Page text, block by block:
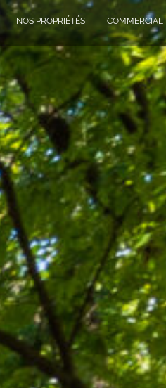
NOS PROPRIÉTÉS COMMERCIAL